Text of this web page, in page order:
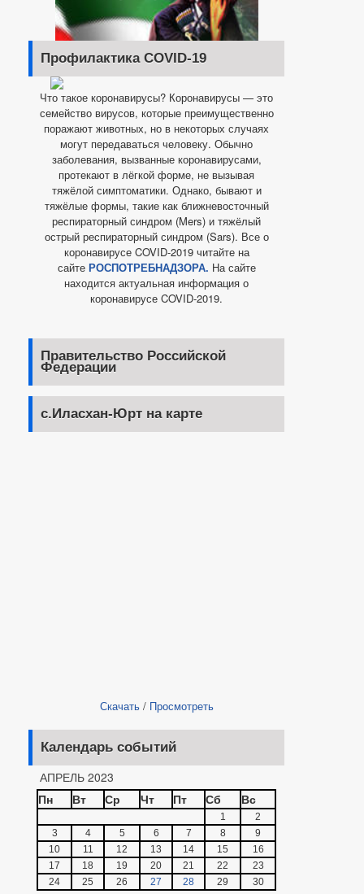
Профилактика COVID-19
Что такое коронавирусы? Коронавирусы — это
семейство вирусов, которые преимущественно
поражают животных, но в некоторых случаях
могут передаваться человеку. Обычно
заболевания, вызванные коронавирусами,
протекают в лёгкой форме, не вызывая
тяжёлой симптоматики. Однако, бывают и
тяжёлые формы, такие как ближневосточный
респираторный синдром (Mers) и тяжёлый
острый респираторный синдром (Sars). Все о
коронавирусе COVID-2019 читайте на
сайте РОСПОТРЕБНАДЗОРА. На сайте
находится актуальная информация о
коронавирусе COVID-2019.
Правительство Российской
Федерации
с.Иласхан-Юрт на карте
Скачать/ Просмотреть
Календарь событий
АПРЕЛЬ 2023
Пн
Вт Ср Чт Пт Сб Вс
1
2
3
4 5 6 7 8
9
10
11 12 13 14 15
16
17
18 19 20 21 22
23
24
25 26 27 28 29 30